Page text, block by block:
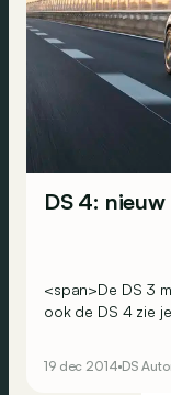
DS 4:
<span>De DS 3
ook de DS 4 zie
19 dec 2014 DS